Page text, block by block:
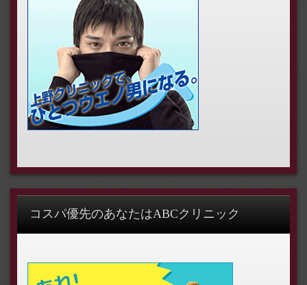
コスパ優先のあなたはABCクリニック